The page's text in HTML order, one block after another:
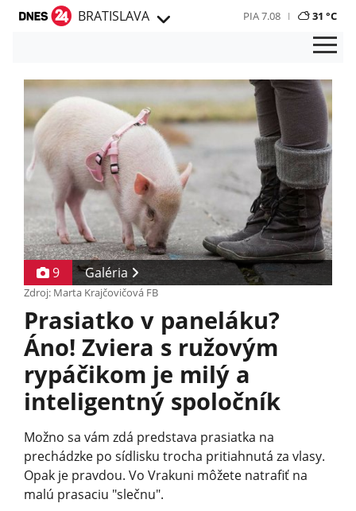
BRATISLAVA PIA 7.08 31 °C
9 Galéria
Zdroj: Marta Krajčovičová FB
Prasiatko v paneláku?
Áno! Zviera s ružovým
rypáčikom je milý a
inteligentný spoločník
Možno sa vám zdá predstava prasiatka na
prechádzke po sídlisku trocha pritiahnutá za vlasy.
Opak je pravdou. Vo Vrakuni môžete natrafiť na
malú prasaciu "slečnu".